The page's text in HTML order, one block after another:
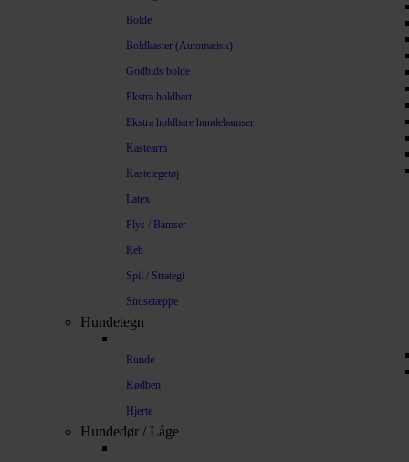
Bolde
Boldkaster (Automatisk)
Godbids bolde
Ekstra holdbart
Ekstra holdbare hundebamser
Kastearm
Kastelegetøj
Latex
Plys / Bamser
Reb
Spil / Strategi
Snusetæppe
Hundetegn
Runde
Kødben
Hjerte
Hundedør / Låge